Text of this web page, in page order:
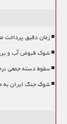
زمان دقیق پرداخت
شوک قبوض آب و
سقوط دسته جمعی
شوک جنگ ایران به